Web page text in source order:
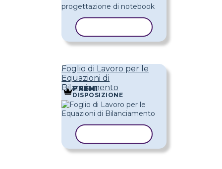
Foglio di Lavoro per le
Equazioni di
Bilanciamento
PREMI
DISPOSIZIONE